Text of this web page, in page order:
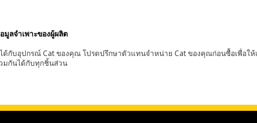
ลจำเพาะของผู้ผลิต
ด้กับอุปกรณ์ Cat ของคุณ โปรดปรึกษาตัวแทนจำหน่าย Cat ของคุณก่อนซื้อเพื่อ
มกันได้กับทุกชิ้นส่วน